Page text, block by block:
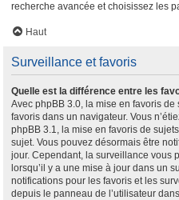
recherche avancée et choisissez les
Haut
Surveillance et favoris
Quelle est la différence entre les
Avec phpBB 3.0, la mise en favoris
favoris dans un navigateur. Vous
phpBB 3.1, la mise en favoris de
sujet. Vous pouvez désormais être
jour. Cependant, la surveillance vous
lorsqu’il y a une mise à jour dans un
notifications pour les favoris et les
depuis le panneau de l’utilisateur